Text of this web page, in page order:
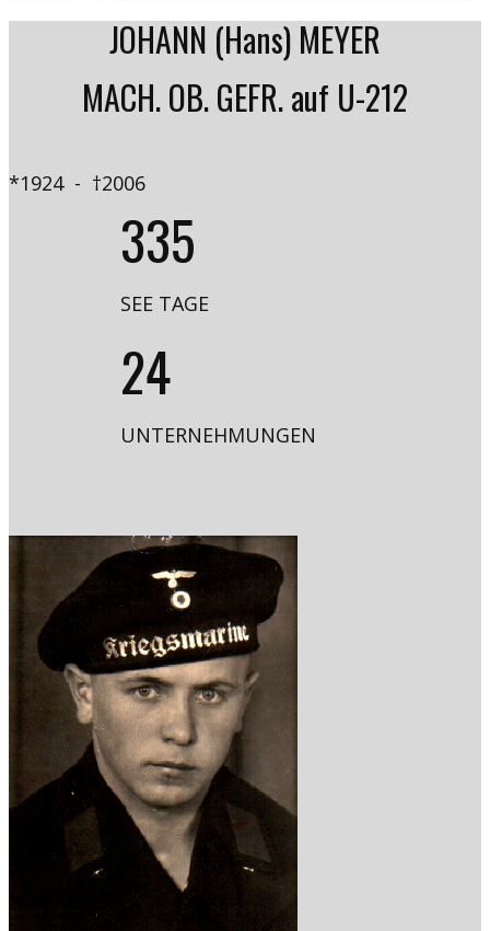
JOHANN (Hans) MEYER
MACH. OB. GEFR. auf U-212
*1924 - †2006
335
SEE TAGE
24
UNTERNEHMUNGEN